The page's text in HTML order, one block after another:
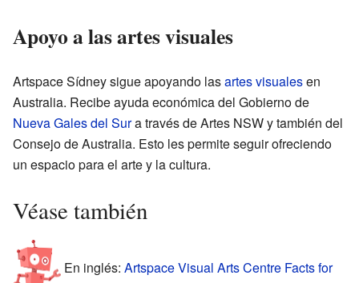
Apoyo a las artes visuales
Artspace Sídney sigue apoyando lasartes visualesen
Australia. Recibe ayuda económica del Gobierno de
Nueva Gales del Sura través de Artes NSW y también del
Consejo de Australia. Esto les permite seguir ofreciendo
un espacio para el arte y la cultura.
Véase también
En inglés: Artspace Visual Arts Centre Facts for